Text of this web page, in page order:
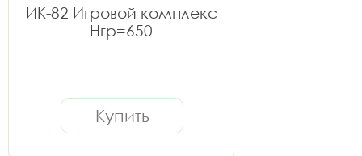
ИК-82 Игровой комплекс
Нгр=650
Купить